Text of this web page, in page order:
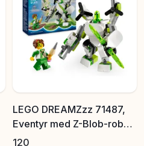
LEGO DREAMZzz 71487,
Eventyr med Z-Blob-robot
og kjøretøy
120